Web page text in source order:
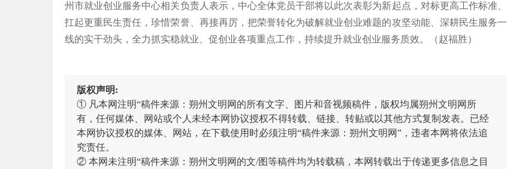
州市就业创业服务中心相关负责人表示，中心全体党员干部将以此次表彰为新起点，对标更高工作标准、
扛起更重民生责任，珍惜荣誉、再接再厉，把荣誉转化为破解就业创业难题的攻坚动能、深耕民生服务一
线的实干劲头，全力抓实稳就业、促创业各项重点工作，持续提升就业创业服务质效。（赵福胜）
版权声明:
① 凡本网注明“稿件来源：朔州文明网的所有文字、图片和音视频稿件，版权均属朔州文明网所
有，任何媒体、网站或个人未经本网协议授权不得转载、链接、转贴或以其他方式复制发表。已经
本网协议授权的媒体、网站，在下载使用时必须注明“稿件来源：朔州文明网”，违者本网将依法追
究责任。
② 本网未注明“稿件来源：朔州文明网的文/图等稿件均为转载稿，本网转载出于传递更多信息之目